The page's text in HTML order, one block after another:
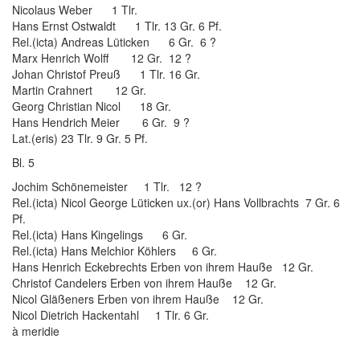
Nicolaus Weber 1 Tlr.
Hans Ernst Ostwaldt 1 Tlr. 13 Gr. 6 Pf.
Rel.(icta) Andreas Lüticken 6 Gr. 6 ?
Marx Henrich Wolff 12 Gr. 12 ?
Johan Christof Preuß 1 Tlr. 16 Gr.
Martin Crahnert 12 Gr.
Georg Christian Nicol 18 Gr.
Hans Hendrich Meier 6 Gr. 9 ?
Lat.(eris) 23 Tlr. 9 Gr. 5 Pf.
Bl. 5
Jochim Schönemeister 1 Tlr. 12 ?
Rel.(icta) Nicol George Lüticken ux.(or) Hans Vollbrachts 7 Gr. 6
Pf.
Rel.(icta) Hans Kingelings 6 Gr.
Rel.(icta) Hans Melchior Köhlers 6 Gr.
Hans Henrich Eckebrechts Erben von ihrem Hauße 12 Gr.
Christof Candelers Erben von ihrem Hauße 12 Gr.
Nicol Gläßeners Erben von ihrem Hauße 12 Gr.
Nicol Dietrich Hackentahl 1 Tlr. 6 Gr.
à meridie